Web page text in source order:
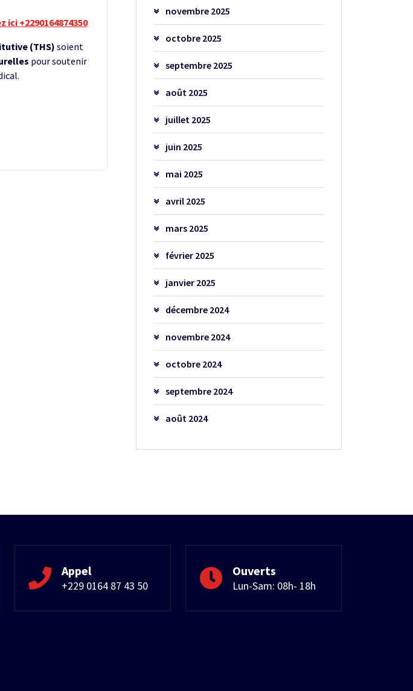
+2290164874350
(THS) soient
pour soutenir
novembre 2025
octobre 2025
septembre 2025
août 2025
juillet 2025
juin 2025
mai 2025
avril 2025
mars 2025
février 2025
janvier 2025
décembre 2024
novembre 2024
octobre 2024
septembre 2024
août 2024
Appel
+229 0164 87 43 50
Ouverts
Lun-Sam: 08h- 18h